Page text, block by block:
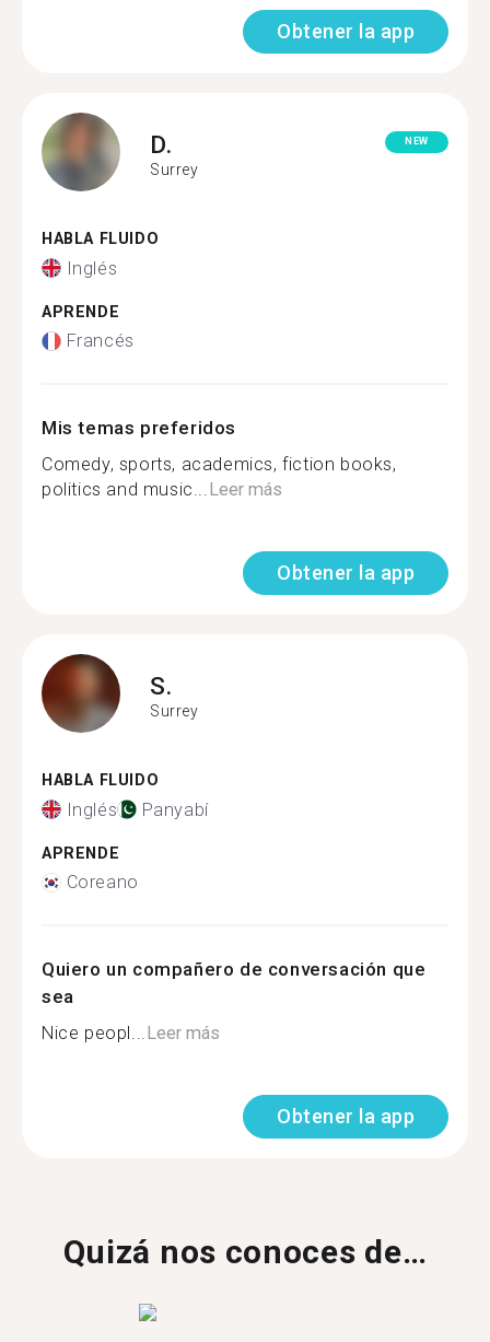
Obtener la app
D.
Surrey
NEW
HABLA FLUIDO
Inglés
APRENDE
Francés
Mis temas preferidos
Comedy, sports, academics, fiction books,
politics and music...Leer más
Obtener la app
S.
Surrey
HABLA FLUIDO
Inglés Panyabí
APRENDE
Coreano
Quiero un compañero de conversación que
sea
Nice peopl...Leer más
Obtener la app
Quizá nos conoces de…